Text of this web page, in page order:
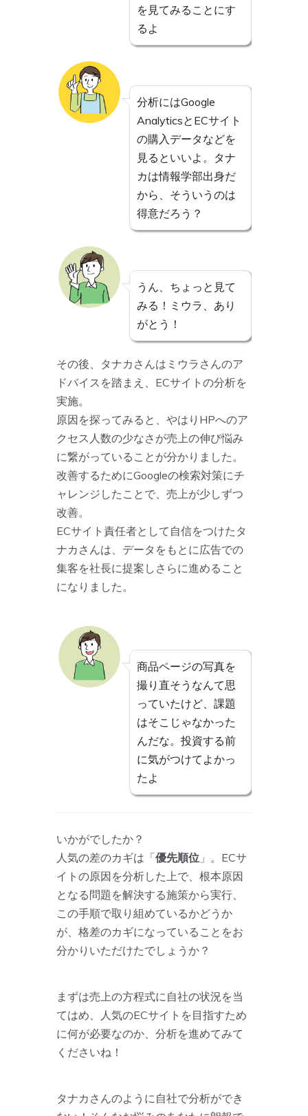
を見てみることにす
るよ
分析にはGoogle
AnalyticsとECサイト
の購入データなどを
見るといいよ。タナ
カは情報学部出身だ
から、そういうのは
得意だろう？
うん、ちょっと見て
みる！ミウラ、あり
がとう！
その後、タナカさんはミウラさんのア
ドバイスを踏まえ、ECサイトの分析を
実施。
原因を探ってみると、やはりHPへのア
クセス人数の少なさが売上の伸び悩み
に繋がっていることが分かりました。
改善するためにGoogleの検索対策にチ
ャレンジしたことで、売上が少しずつ
改善。
ECサイト責任者として自信をつけたタ
ナカさんは、データをもとに広告での
集客を社長に提案しさらに進めること
になりました。
商品ページの写真を
撮り直そうなんて思
っていたけど、課題
はそこじゃなかった
んだな。投資する前
に気がつけてよかっ
たよ
いかがでしたか？
人気の差のカギは「優先順位 」。ECサ
イトの原因を分析した上で、根本原因
となる問題を解決する施策から実行、
この手順で取り組めているかどうか
が、格差のカギになっていることをお
分かりいただけたでしょうか？
まずは売上の方程式に自社の状況を当
てはめ、人気のECサイトを目指すため
に何が必要なのか、分析を進めてみて
くださいね！
タナカさんのように自社で分析ができ